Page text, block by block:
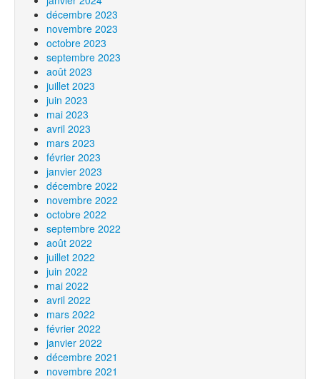
décembre 2023
novembre 2023
octobre 2023
septembre 2023
août 2023
juillet 2023
juin 2023
mai 2023
avril 2023
mars 2023
février 2023
janvier 2023
décembre 2022
novembre 2022
octobre 2022
septembre 2022
août 2022
juillet 2022
juin 2022
mai 2022
avril 2022
mars 2022
février 2022
janvier 2022
décembre 2021
novembre 2021